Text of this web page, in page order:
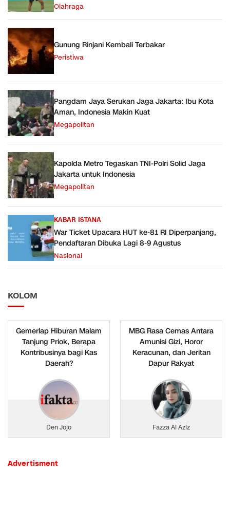
Olahraga
Gunung Rinjani Kembali Terbakar
Peristiwa
Pangdam Jaya Serukan Jaga Jakarta: Ibu Kota
Aman, Indonesia Makin Kuat
Megapolitan
Kapolda Metro Tegaskan TNI-Polri Solid Jaga
Jakarta untuk Indonesia
Megapolitan
KABAR ISTANA
War Ticket Upacara HUT ke-81 RI Diperpanjang,
Pendaftaran Dibuka Lagi 8-9 Agustus
Nasional
KOLOM
Gemerlap Hiburan Malam
Tanjung Priok, Berapa
Kontribusinya bagi Kas
Daerah?
Den Jojo
MBG Rasa Cemas Antara
Amunisi Gizi, Horor
Keracunan, dan Jeritan
Dapur Rakyat
Fazza Al Aziz
Advertisment